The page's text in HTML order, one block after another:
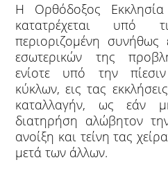
Η Ορθόδοξος
κατατρέχεται υπό
περιοριζομένη συνήθως
εσωτερικών της
ενίοτε υπό την πίεσιν
κύκλων, εις τας
καταλλαγήν, ως εάν
διατηρήση αλώβητον
ανοίξη και τείνη τας
μετά των άλλων.